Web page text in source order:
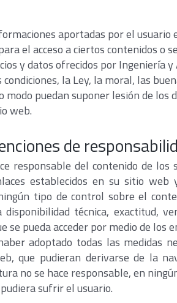
aportadas por el
el acceso a ciertos contenidos o
y datos ofrecidos por Ingeniería
la Ley, la moral, las
modo puedan suponer lesión de los
web.
de
responsable del contenido de
establecidos en su sitio web
tipo de control sobre el
técnica, exactitud,
se pueda acceder por medio de los
adoptado todas las medidas
que pudieran derivarse de la
no se hace responsable, en
sufrir el usuario.